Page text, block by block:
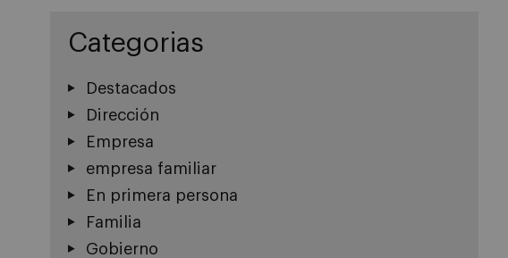
Categorias
Destacados
Dirección
Empresa
empresa familiar
En primera persona
Familia
Gobierno